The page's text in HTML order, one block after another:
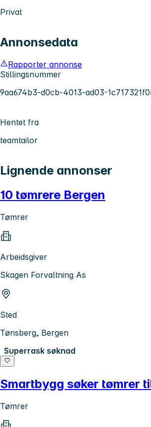
Privat
Annonsedata
Rapporter annonse
Stillingsnummer
9aa674b3-d0cb-4013-ad03-
Hentet fra
teamtailor
Lignende annonser
10 tømrere Bergen
Tømrer
Arbeidsgiver
Skagen Forvaltning As
Sted
Tønsberg, Bergen
Superrask søknad
Smartbygg søker tømrer
Tømrer